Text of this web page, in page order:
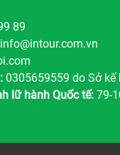
89
info@intour.com.vn
0305659559 do Sở
lữ hành Quốc tế: 79-